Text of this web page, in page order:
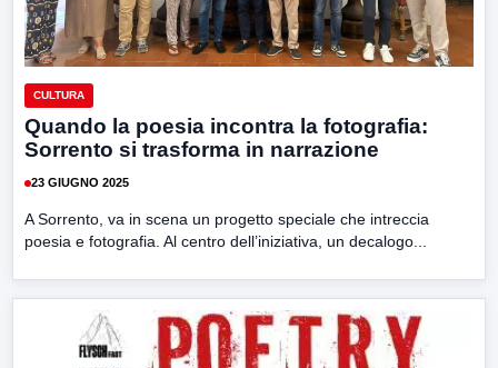
CULTURA
Quando la poesia incontra la fotografia:
Sorrento si trasforma in narrazione
23 GIUGNO 2025
A Sorrento, va in scena un progetto speciale che intreccia
poesia e fotografia. Al centro dell’iniziativa, un decalogo...